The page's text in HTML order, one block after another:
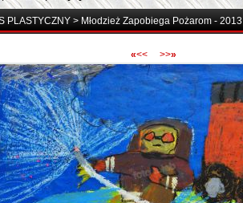
PLASTYCZNY > Młodzież Zapobiega Pożarom - 2013
«<< >>»